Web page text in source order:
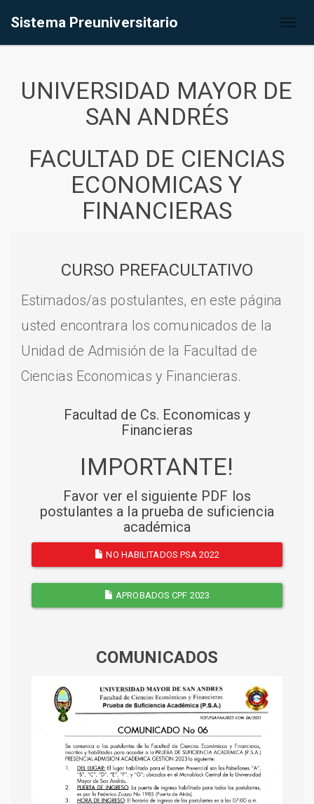
Sistema Preuniversitario
UNIVERSIDAD MAYOR DE
SAN ANDRÉS
FACULTAD DE CIENCIAS
ECONOMICAS Y
FINANCIERAS
CURSO PREFACULTATIVO
Estimados/as postulantes, en este página
usted encontrara los comunicados de la
Unidad de Admisión de la Facultad de
Ciencias Economicas y Financieras.
Facultad de Cs. Economicas y
Financieras
IMPORTANTE!
Favor ver el siguiente PDF los
postulantes a la prueba de suficiencia
académica
NO HABILITADOS PSA 2022
APROBADOS CPF 2023
COMUNICADOS